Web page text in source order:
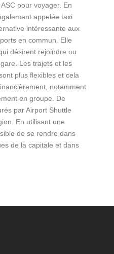
pour voyager. En
appelée taxi
intéressante aux
en commun. Elle
désirent rejoindre ou
Les trajets et les
plus flexibles et cela
notamment
en groupe. De
par Airport Shuttle
En utilisant une
de se rendre dans
de la capitale et dans